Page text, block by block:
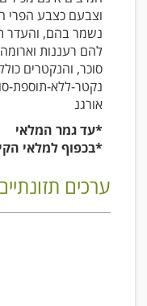
וצבעם כצבע הפרי
נשמר בהם, והעדר
להם רעננות
סוכר, והנקטרים
נקטר-ללא-תוספת-
אורגנ
*עד גמר המלאי
*בכפוף למלאי
ערכים